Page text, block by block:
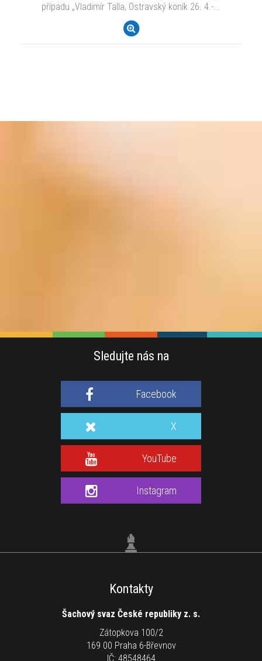
případu „Vladimír Talla, Ostravský koník 26. 4.-...
Sledujte nás na
Facebook
X
YouTube
Instagram
Kontakty
Šachový svaz České republiky z. s.
Zátopkova 100/2
169 00 Praha 6-Břevnov
IČ: 48548464